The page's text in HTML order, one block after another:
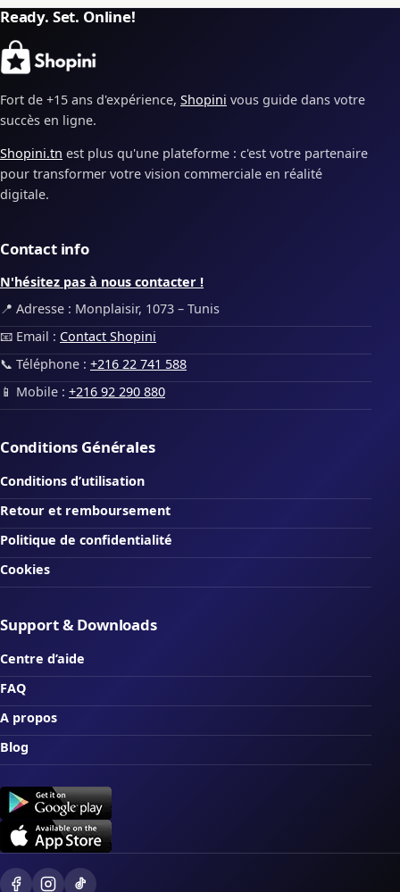
Ready. Set. Online!
Fort de +15 ans d'expérience, Shopini vous guide dans votre
succès en ligne.
Shopini.tn est plus qu'une plateforme : c'est votre partenaire
pour transformer votre vision commerciale en réalité
digitale.
Contact info
N'hésitez pas à nous contacter !
📍 Adresse : Monplaisir, 1073 – Tunis
📧 Email : Contact Shopini
📞 Téléphone : +216 22 741 588
📱 Mobile : +216 92 290 880
Conditions Générales
Conditions d’utilisation
Retour et remboursement
Politique de confidentialité
Cookies
Support & Downloads
Centre d’aide
FAQ
A propos
Blog